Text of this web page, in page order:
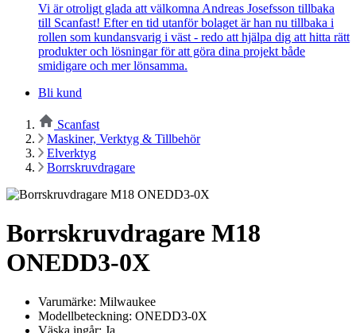
Vi är otroligt glada att välkomna Andreas Josefsson tillbaka
till Scanfast! Efter en tid utanför bolaget är han nu tillbaka i
rollen som kundansvarig i väst - redo att hjälpa dig att hitta rätt
produkter och lösningar för att göra dina projekt både
smidigare och mer lönsamma.
Bli kund
Scanfast
Maskiner, Verktyg & Tillbehör
Elverktyg
Borrskruvdragare
Borrskruvdragare M18
ONEDD3-0X
Varumärke: Milwaukee
Modellbeteckning: ONEDD3-0X
Väska ingår: Ja